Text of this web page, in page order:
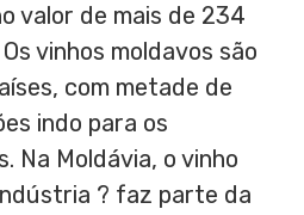
valor de mais de 234
vinhos moldavos são
com metade de
indo para os
Na Moldávia, o vinho
? faz parte da